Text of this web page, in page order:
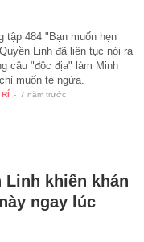
tập 484 "Bạn muốn hẹn
Linh đã liên tục nói ra
câu "độc địa" làm Minh
muốn té ngửa.
- 7 năm trước
Linh khiến khán
ngay lúc